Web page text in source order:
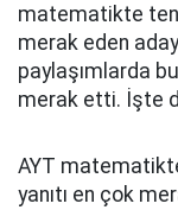
matematikte
merak eden
paylaşımlarda
merak etti. İşte
AYT
yanıtı en çok